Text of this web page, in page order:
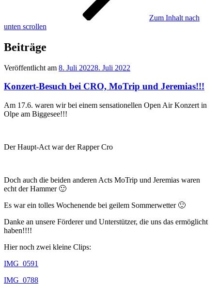
Zum Inhalt nach
unten scrollen
Beiträge
Veröffentlicht am 8. Juli 20228. Juli 2022
Konzert-Besuch bei CRO, MoTrip und Jeremias!!!
Am 17.6. waren wir bei einem sensationellen Open Air Konzert in
Olpe am Biggesee!!!
Der Haupt-Act war der Rapper Cro
Doch auch die beiden anderen Acts MoTrip und Jeremias waren
echt der Hammer 🙂
Es war ein tolles Wochenende bei geilem Sommerwetter 🙂
Danke an unsere Förderer und Unterstützer, die uns das ermöglicht
haben!!!!
Hier noch zwei kleine Clips:
IMG_0591
IMG_0788